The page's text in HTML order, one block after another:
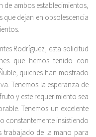
ambos establecimientos,
que dejan en obsolescencia
Rodríguez, esta solicitud
que hemos tenido con
quienes han mostrado
Tenemos la esperanza de
y este requerimiento sea
Tenemos un excelente
constantemente insistiendo
trabajado de la mano para